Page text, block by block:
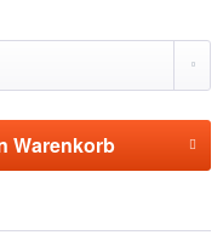
Warenkorb